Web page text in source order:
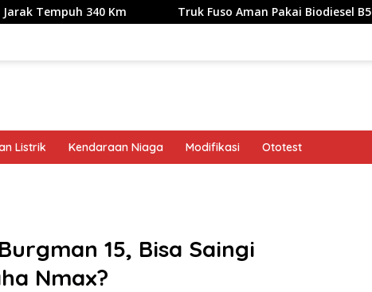
340 Km Truk Fuso Aman Pakai Biodiesel B50, tapi Ada
Listrik Kendaraan Niaga Modifikasi Ototest
15, Bisa Saingi
Nmax?